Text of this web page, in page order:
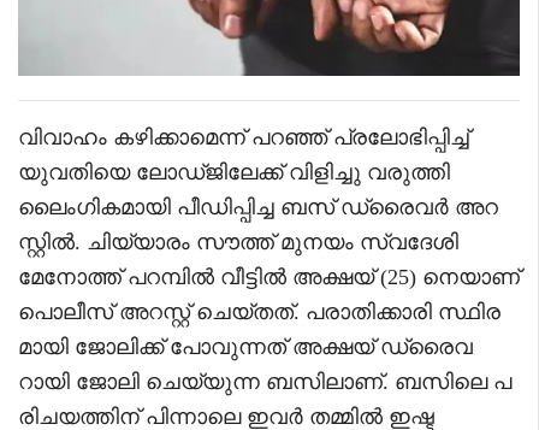
വിവാഹം കഴിക്കാമെന്ന് പറഞ്ഞ് പ്രലോഭിപ്പിച്ച്
യുവതിയെ ലോഡ്ജിലേക്ക് വിളിച്ചു വരുത്തി
ലൈംഗികമായി പീഡിപ്പിച്ച ബസ് ഡ്രൈവർ അറ
സ്റ്റിൽ. ചിയ്യാരം സൗത്ത് മുനയം സ്വദേശി
മേനോത്ത് പറമ്പിൽ വീട്ടിൽ അക്ഷയ് (25) നെയാണ്
പൊലീസ് അറസ്റ്റ് ചെയ്തത്. പരാതിക്കാരി സ്ഥിര
മായി ജോലിക്ക് പോവുന്നത് അക്ഷയ് ഡ്രൈവ
റായി ജോലി ചെയ്യുന്ന ബസിലാണ്. ബസിലെ പ
രിചയത്തിന് പിന്നാലെ ഇവർ തമ്മിൽ ഇഷ്ട